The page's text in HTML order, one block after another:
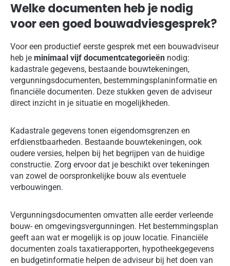
Welke documenten heb je nodig
voor een goed bouwadviesgesprek?
Voor een productief eerste gesprek met een bouwadviseur
heb je minimaal vijf documentcategorieën nodig:
kadastrale gegevens, bestaande bouwtekeningen,
vergunningsdocumenten, bestemmingsplaninformatie en
financiële documenten. Deze stukken geven de adviseur
direct inzicht in je situatie en mogelijkheden.
Kadastrale gegevens tonen eigendomsgrenzen en
erfdienstbaarheden. Bestaande bouwtekeningen, ook
oudere versies, helpen bij het begrijpen van de huidige
constructie. Zorg ervoor dat je beschikt over tekeningen
van zowel de oorspronkelijke bouw als eventuele
verbouwingen.
Vergunningsdocumenten omvatten alle eerder verleende
bouw- en omgevingsvergunningen. Het bestemmingsplan
geeft aan wat er mogelijk is op jouw locatie. Financiële
documenten zoals taxatierapporten, hypotheekgegevens
en budgetinformatie helpen de adviseur bij het doen van